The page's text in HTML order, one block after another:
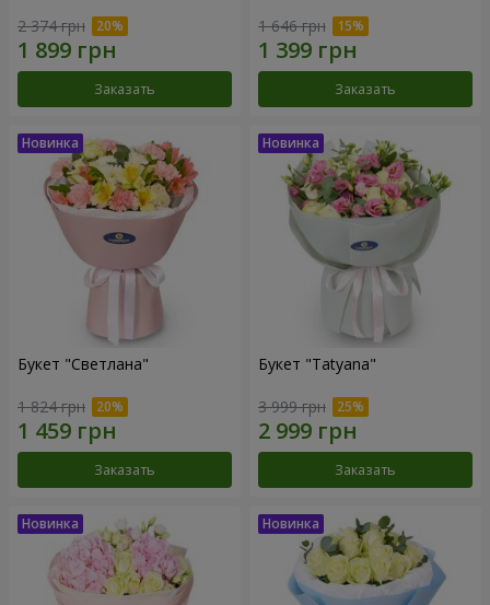
2 374 грн
Заказать
1 646 грн
Заказать
Букет "Светлана"
1 824 грн
Заказать
Букет "Tatyana"
3 999 грн
Заказать